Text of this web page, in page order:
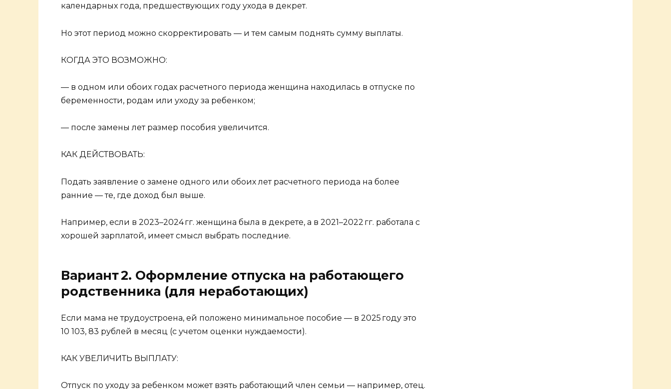
календарных года, предшествующих году ухода в декрет.
Но этот период можно скорректировать — и тем самым поднять сумму выплаты.
КОГДА ЭТО ВОЗМОЖНО:
— в одном или обоих годах расчетного периода женщина находилась в отпуске по
беременности, родам или уходу за ребенком;
— после замены лет размер пособия увеличится.
КАК ДЕЙСТВОВАТЬ:
Подать заявление о замене одного или обоих лет расчетного периода на более
ранние — те, где доход был выше.
Например, если в 2023–2024 гг. женщина была в декрете, а в 2021–2022 гг. работала с
хорошей зарплатой, имеет смысл выбрать последние.
Вариант 2. Оформление отпуска на работающего
родственника (для неработающих)
Если мама не трудоустроена, ей положено минимальное пособие — в 2025 году это
10 103, 83 рублей в месяц (с учетом оценки нуждаемости).
КАК УВЕЛИЧИТЬ ВЫПЛАТУ:
Отпуск по уходу за ребенком может взять работающий член семьи — например, отец.